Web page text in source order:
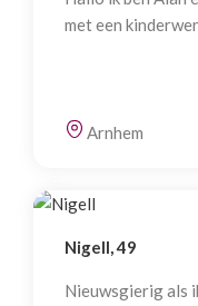
met een
Arnhem
Nigell, 49
Nieuwsgierig als